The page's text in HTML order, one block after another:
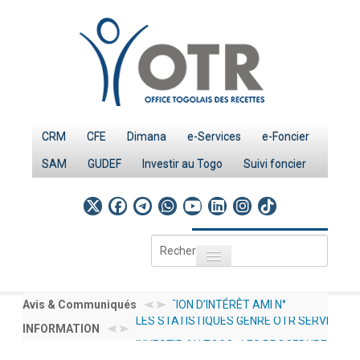
CRM CFE Dimana e-Services e-Foncier
SAM GUDEF Investir au Togo Suivi foncier
Rechercher
Toggle navigation
Page d'Accueil
IMPÔTS
Avis & Communiqués
À MANIFESTATION D’INTÉRÊT AMI N°
2026/OTR/CG/PRMP/CGMaP POUR LE RECRUTEMENT012/2026/
INFORMATION
LES STATISTIQUES GENRE OTR SERVICES
PUBLIEES SOUS : DOCUMENTATION → NOS
INVESTIR AU TOGO : LES PROCEDURES